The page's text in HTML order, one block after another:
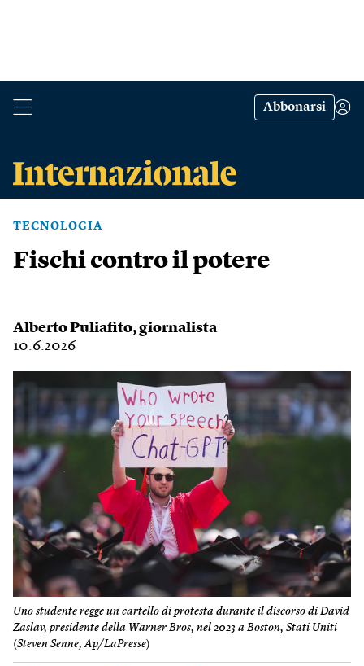
Abbonarsi
TECNOLOGIA
Fischi contro il potere
Alberto Puliafito, giornalista
10.6.2026
Uno studente regge un cartello di protesta durante il discorso di David
Zaslav, presidente della Warner Bros, nel 2023 a Boston, Stati Uniti
(Steven Senne, Ap/LaPresse)